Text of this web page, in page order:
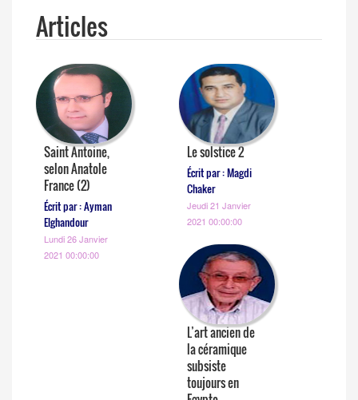
Articles
Saint Antoine,
selon Anatole
France (2)
Écrit par : Ayman
Elghandour
Lundi 26 Janvier
2021 00:00:00
Le solstice 2
Écrit par : Magdi
Chaker
Jeudi 21 Janvier
2021 00:00:00
L’art ancien de
la céramique
subsiste
toujours en